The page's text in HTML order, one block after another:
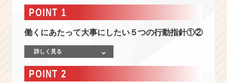
W
E
B
POINT 1
働くにあたって大事にしたい５つの行動指針①②
詳しく見る
POINT 2